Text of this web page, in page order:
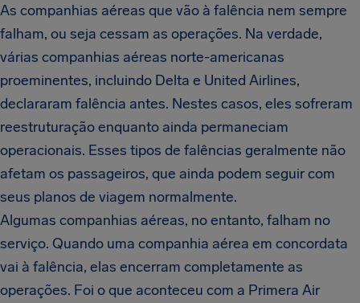
As companhias aéreas que vão à falência nem sempre
falham, ou seja cessam as operações. Na verdade,
várias companhias aéreas norte-americanas
proeminentes, incluindo Delta e United Airlines,
declararam falência antes. Nestes casos, eles sofreram
reestruturação enquanto ainda permaneciam
operacionais. Esses tipos de falências geralmente não
afetam os passageiros, que ainda podem seguir com
seus planos de viagem normalmente.
Algumas companhias aéreas, no entanto, falham no
serviço. Quando uma companhia aérea em concordata
vai à falência, elas encerram completamente as
operações. Foi o que aconteceu com a Primera Air